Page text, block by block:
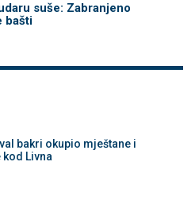
suše: Zabranjeno
bašti
bakri okupio mještane i
Livna